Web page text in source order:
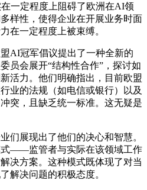
一定程度上阻碍了欧洲在AI领
样性，使得企业在开展业务时面
在一定程度上被束缚。
冠军倡议提出了一种全新的
员会展开“结构性合作”，探讨如
活力。他们明确指出，目前欧盟
业的法规（如电信或银行）以及
突，且缺乏统一标准。这无疑是
展现出了他们的决心和智慧。
式——监管者与实际在该领域工作
决方案。这种模式既体现了对当
解决问题的积极态度。